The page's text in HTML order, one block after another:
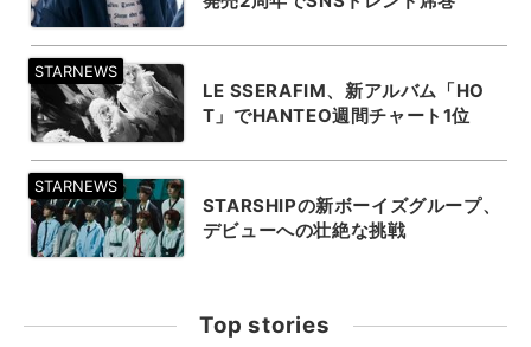
LE SSERAFIM、新アルバム「HO
T」でHANTEO週間チャート1位
STARSHIPの新ボーイズグループ、
デビューへの壮絶な挑戦
Top stories